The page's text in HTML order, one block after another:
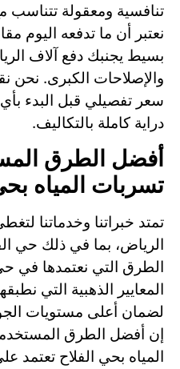
تنافسية ومعقولة تتناسب
نعتبر أن ما تدفعه اليوم
بسيط يجنبك دفع آلاف
والإصلاحات الكبرى. نحن
سعر تفصيلي قبل البدء
دراية كاملة بالتكاليف.
أفضل الطرق
تسربات المياه
تمتد خبراتنا وخدماتنا
الرياض، بما في ذلك حي
الطرق التي نعتمدها في
المعايير الذهبية التي
لضمان أعلى مستويات
إن أفضل الطرق
المياه بحي الفلاح تعتمد